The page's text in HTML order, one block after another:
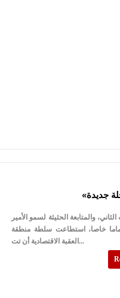
جديدة
والمتابعة الحثيثة لسمو الأمير
خاصا، استطاعت سلطة منطقة
العقبة الاقتصادية أن تت...